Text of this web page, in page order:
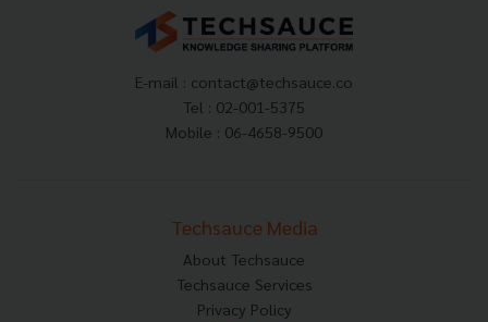
E-mail : contact@techsauce.co
Tel : 02-001-5375
Mobile : 06-4658-9500
Techsauce Media
About Techsauce
Techsauce Services
Privacy Policy